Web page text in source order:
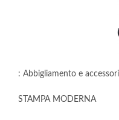
: Abbigliamento e accessori
STAMPA MODERNA